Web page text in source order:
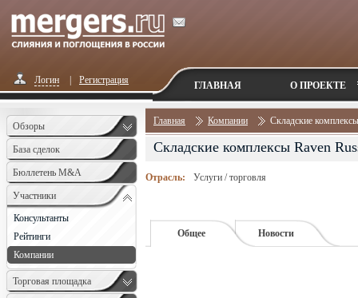
Логин Регистрация ГЛАВНАЯ О ПРОЕКТЕ
Обзоры
База сделок
Бюллетень M&A
Monthly
Участники
Консультанты
Рейтинги
Компании
Торговая площадка
Главная Компании Складские
Складские комплексы Raven
Отрасль: Услуги / торговля
Общее Новости